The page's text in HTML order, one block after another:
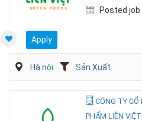
Posted job
Apply
Hà nội Sản Xuất
CÔNG TY
PHẨM LIÊN